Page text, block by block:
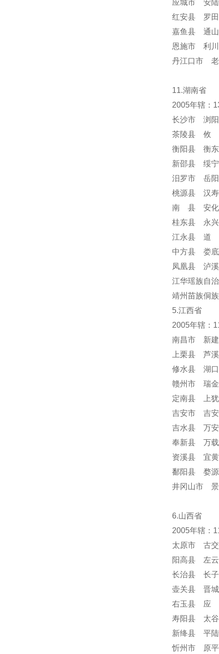
应城市 安
红安县 罗
嘉鱼县 通
恩施市 利
丹江口市
11.湖南省
2005年辖：
长沙市 浏
茶陵县 攸
衡阳县 衡
新邵县 绥
汨罗市 岳
桃源县 汉
南 县 安化
桂东县 永
江永县 道
中方县 娄
凤凰县 泸
江华瑶族自
靖州苗族侗
5.江西省
2005年辖：
南昌市 新
上栗县 芦
修水县 湖
赣州市 瑞
定南县 上
吉安市 吉
吉水县 万
奉新县 万
资溪县 宜
鄱阳县 婺
井冈山市 景
6.山西省
2005年辖：
太原市 古
阳高县 左
长治县 长
壶关县 晋
右玉县 应
寿阳县 太
新绛县 平
忻州市 原